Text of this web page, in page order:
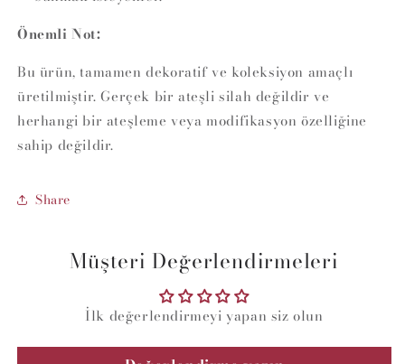
Önemli Not:
Bu ürün, tamamen dekoratif ve koleksiyon amaçlı
üretilmiştir. Gerçek bir ateşli silah değildir ve
herhangi bir ateşleme veya modifikasyon özelliğine
sahip değildir.
Share
Müşteri Değerlendirmeleri
İlk değerlendirmeyi yapan siz olun